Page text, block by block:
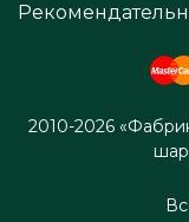
2010-2026